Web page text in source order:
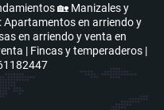
🏡 Manizales y
Apartamentos en arriendo y
en arriendo y venta en
| Fincas y temperaderos |